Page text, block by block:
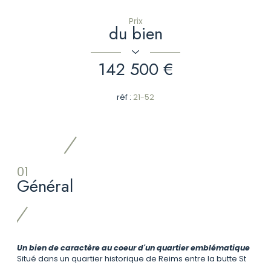
Prix
du bien
142 500 €
réf : 21-52
01
Général
Un bien de caractère au coeur d'un quartier emblématique
Situé dans un quartier historique de Reims entre la butte St